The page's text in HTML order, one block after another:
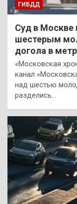
ГИБДД
Суд в Москве
шестерым
догола в
«Московская
канал
над шестью
разделись…